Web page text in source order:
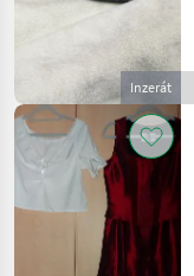
Inzerát